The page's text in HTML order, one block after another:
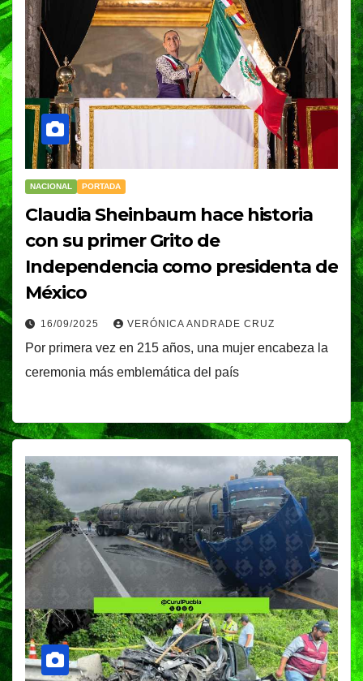
NACIONAL PORTADA
Claudia Sheinbaum hace historia
con su primer Grito de
Independencia como presidenta de
México
16/09/2025 VERÓNICA ANDRADE CRUZ
Por primera vez en 215 años, una mujer encabeza la
ceremonia más emblemática del país